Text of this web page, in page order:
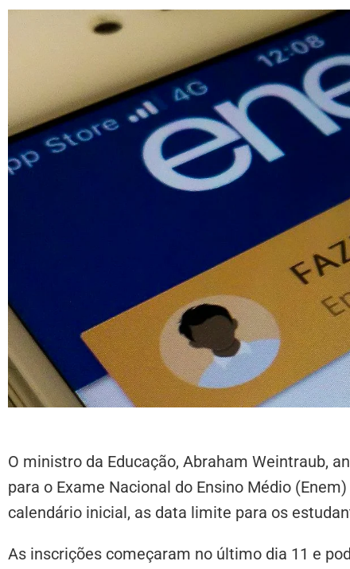
O ministro da Educação, Abraham Weintraub,
para o Exame Nacional do Ensino Médio
calendário inicial, as data limite para os
As inscrições começaram no último dia 11 e